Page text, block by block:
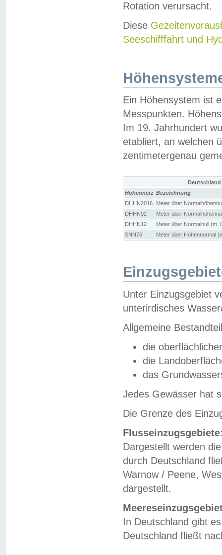
Rotation verursacht.
Diese
Seeschifffahrt und
Ein Höhensystem ist
Messpunkten.
Im 19. Jahrhundert
etabliert, an welchen
zentimetergenau
Höhennetz Bezeichnung
DHHN2016
Meter über
DHHN92
Meter über
DHHN12
Meter über Normalnull (m.
SNN76
Meter über Höhennormal
Unter Einzugsgebiet
unterirdisches
Allgemeine
die
die
das
Jedes Gewässer hat
Die Grenze des
Dargestellt werden
durch Deutschland
Warnow / Peene,
dargestellt.
In Deutschland gibt
Deutschland fließt